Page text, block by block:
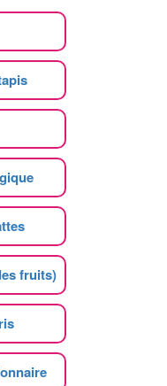
fruits)